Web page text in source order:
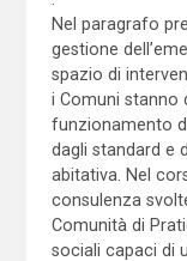
Nel paragrafo
gestione
spazio di
i Comuni stanno
funzionamento
dagli standard e
abitativa. Nel
consulenza
Comunità di
sociali capaci di